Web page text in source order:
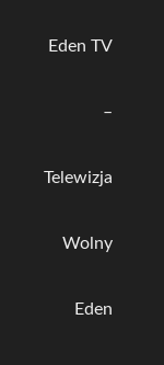
Eden TV
–
Telewizja
Wolny
Eden